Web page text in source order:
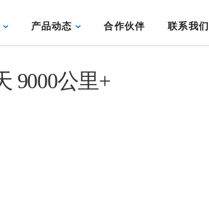
产品动态 合作伙伴 联系我们
9000公里+